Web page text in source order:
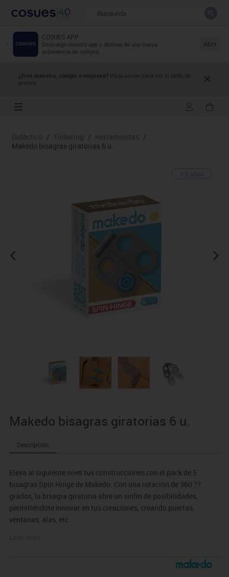
COSUES APP
Descarga nuestra app y disfruta de una nueva
experiencia de compra.
Abrir
¿Eres maestro, colegio o empresa? Inicia sesión para ver tu tarifa de
precios.
Resultados de la búsqueda
Didáctico / Tinkering / Herramientas /
Makedo bisagras giratorias 6 u.
Makedo bisagras giratorias 6 u.
Descripción
Eleva al siguiente nivel tus construcciones con el pack de 5
bisagras Spin Hinge de Makedo. Con una rotación de 360 ??
grados, la bisagra giratoria abre un sinfín de posibilidades,
permitiéndote innovar en tus creaciones, creando puertas,
ventanas, alas, etc.